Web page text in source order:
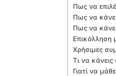
Πως να
Πως να
Πως να
Επικόλληση
Χρήσιμες
Τι να
Γιατί να